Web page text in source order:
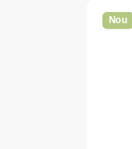
Nou